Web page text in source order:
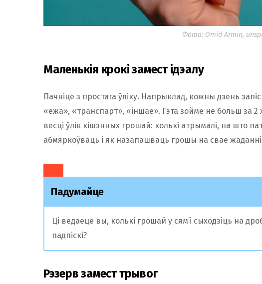
Фота: Omid Armin,
Маленькія крокі замест ідэалу
Пачніце з простага ўліку. Напрыклад, кожны дзень
«ежа», «транспарт», «іншае». Гэта зойме не больш за
весці ўлік кішэнных грошай: колькі атрымалі, на што
абмяркоўваць і як назапашваць грошы на свае
Падумайце
Ці ведаеце вы, колькі грошай у сям’і сыходзіць на
падпіскі?
Рэзерв замест трывог